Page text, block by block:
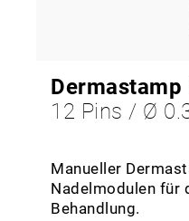
Dermastamp
12 Pins / Ø
Manueller
Nadelmodulen für
Behandlung.